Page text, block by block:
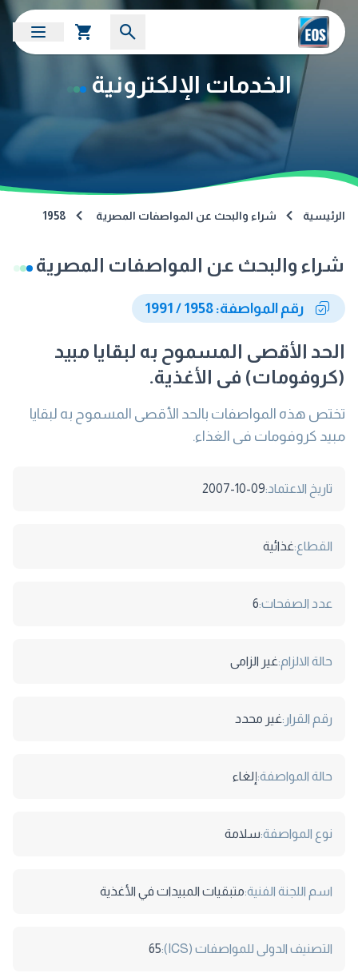
الخدمات الإلكترونية
الرئيسية شراء والبحث عن المواصفات المصرية 1958
شراء والبحث عن المواصفات المصرية
رقم المواصفة: 1958 / 1991
الحد الأقصى المسموح به لبقايا مبيد
(كروفومات) فى الأغذية.
تختص هذه المواصفات بالحد الأقصى المسموح به لبقايا
مبيد كروفومات فى الغذاء.
تاريخ الاعتماد:2007-10-09
القطاع:غذائية
عدد الصفحات:6
حالة الالزام:غير الزامى
رقم القرار:غير محدد
حالة المواصفة:إلغاء
نوع المواصفة:سلامة
اسم اللجنة الفنية:متبقيات المبيدات في الأغذية
التصنيف الدولى للمواصفات (ICS): 65